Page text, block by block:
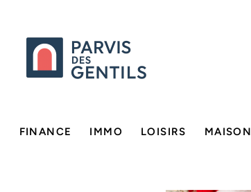
FINANCE IMMO LOISIRS MAISON